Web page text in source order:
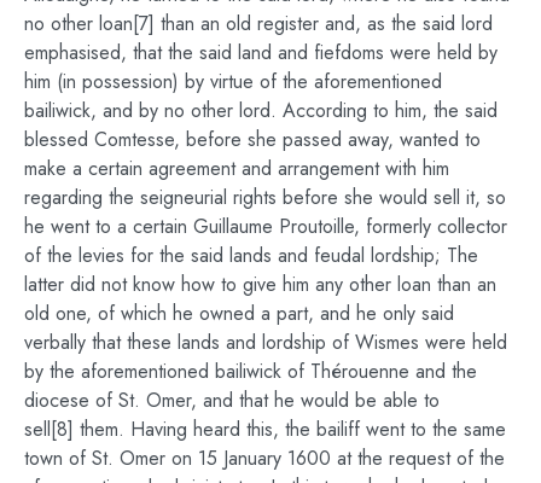
no other loan[7] than an old register and, as the said lord
emphasised, that the said land and fiefdoms were held by
him (in possession) by virtue of the aforementioned
bailiwick, and by no other lord. According to him, the said
blessed Comtesse, before she passed away, wanted to
make a certain agreement and arrangement with him
regarding the seigneurial rights before she would sell it, so
he went to a certain Guillaume Proutoille, formerly collector
of the levies for the said lands and feudal lordship; The
latter did not know how to give him any other loan than an
old one, of which he owned a part, and he only said
verbally that these lands and lordship of Wismes were held
by the aforementioned bailiwick of Thérouenne and the
diocese of St. Omer, and that he would be able to
sell[8] them. Having heard this, the bailiff went to the same
town of St. Omer on 15 January 1600 at the request of the